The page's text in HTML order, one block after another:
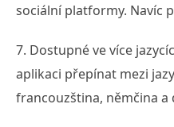
sociální platformy. Navíc
7. Dostupné ve více
aplikaci přepínat mezi
francouzština, němčina a